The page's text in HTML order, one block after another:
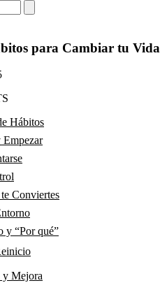
para Cambiar tu Vida
Hábitos
Empezar
Conviertes
y “Por qué”
y Mejora